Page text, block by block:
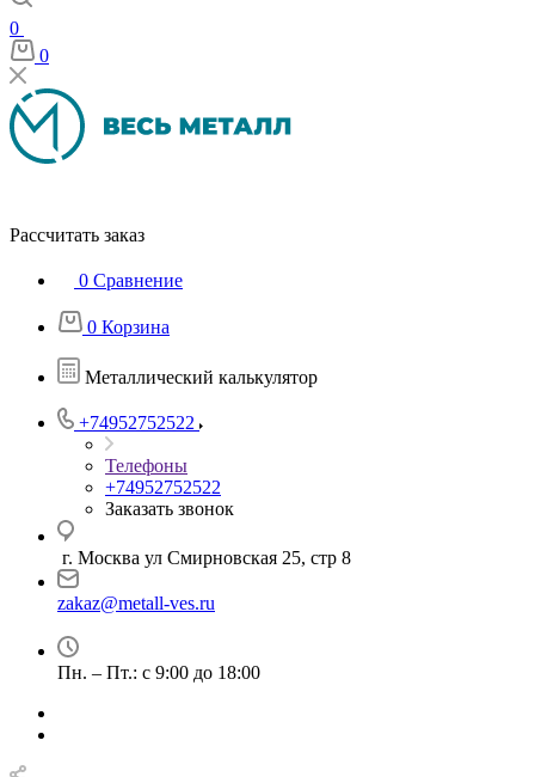
0
0
Рассчитать заказ
0 Сравнение
0 Корзина
Металлический калькулятор
+74952752522
Телефоны
+74952752522
Заказать звонок
г. Москва ул Смирновская 25, стр 8
zakaz@metall-ves.ru
Пн. – Пт.: с 9:00 до 18:00